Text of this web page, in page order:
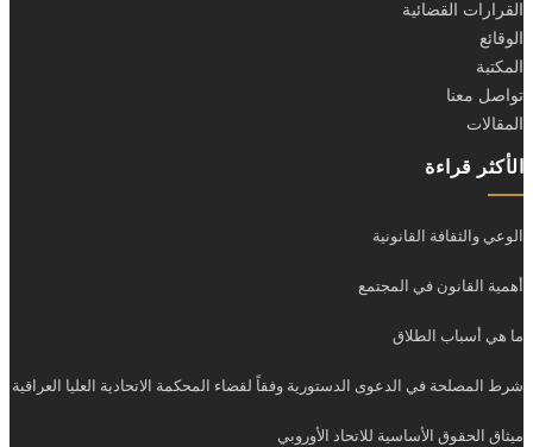
القرارات القضائية
الوقائع
المكتبة
تواصل معنا
المقالات
الأكثر قراءة
الوعي والثقافة القانونية
أهمية القانون في المجتمع
ما هي أسباب الطلاق
شرط المصلحة في الدعوى الدستورية وفقاً لقضاء المحكمة الاتحادية العليا العراقية
ميثاق الحقوق الأساسية للاتحاد الأوروبي